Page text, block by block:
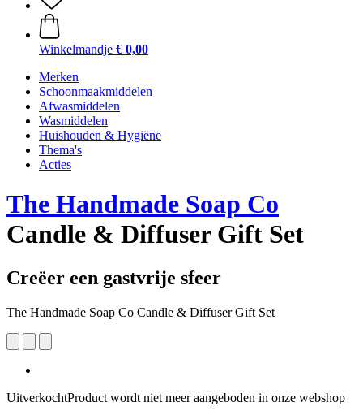
Winkelmandje € 0,00
Merken
Schoonmaakmiddelen
Afwasmiddelen
Wasmiddelen
Huishouden & Hygiëne
Thema's
Acties
The Handmade Soap Co
Candle & Diffuser Gift Set
Creëer een gastvrije sfeer
The Handmade Soap Co Candle & Diffuser Gift Set
UitverkochtProduct wordt niet meer aangeboden in onze webshop